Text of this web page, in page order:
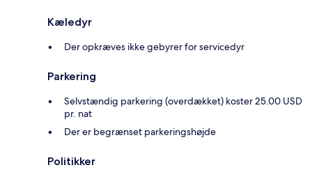
Kæledyr
Der opkræves ikke gebyrer for servicedyr
Parkering
Selvstændig parkering (overdækket) koster 25.00 USD
pr. nat
Der er begrænset parkeringshøjde
Politikker